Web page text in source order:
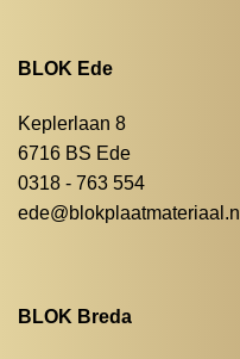
BLOK Ede
Keplerlaan 8
6716 BS Ede
0318 - 763 554
ede@blokplaatmateriaal.nl
BLOK Breda